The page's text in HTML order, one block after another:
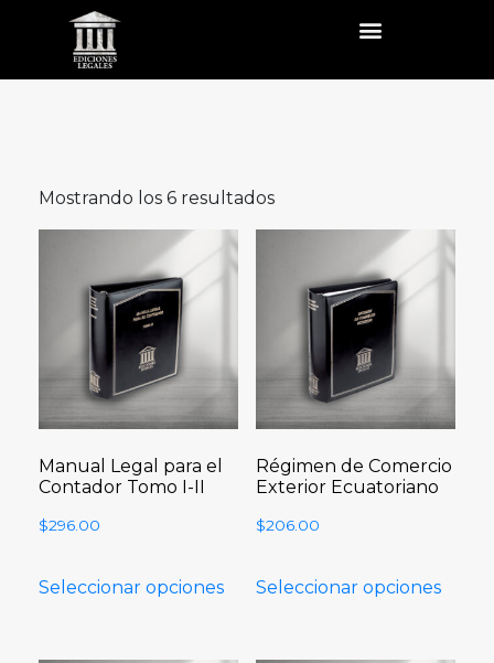
Mostrando los 6 resultados
Manual Legal para el
Contador Tomo I-II
$296.00
Seleccionar opciones
Régimen de Comercio
Exterior Ecuatoriano
$206.00
Seleccionar opciones